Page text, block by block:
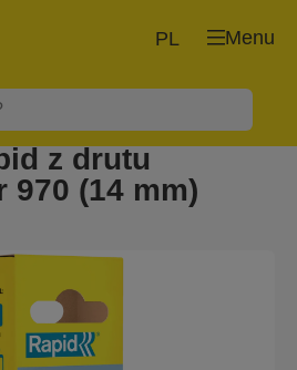
Menu
PL
z drutu
970 (14 mm)